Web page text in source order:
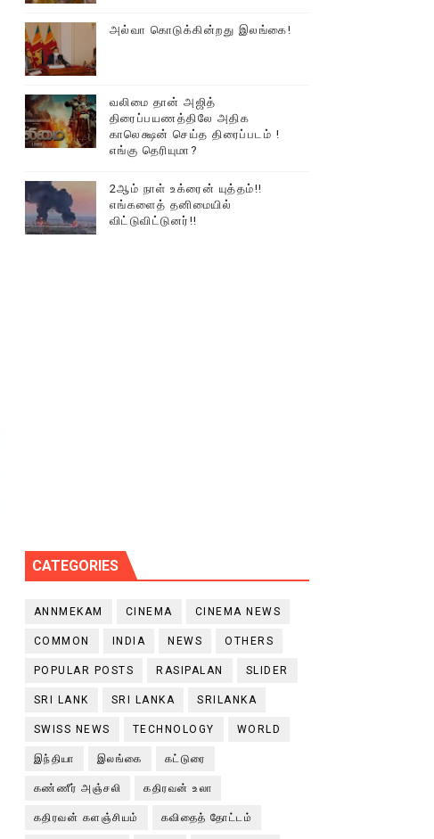
அல்வா கொடுக்கின்றது இலங்கை!
வலிமை தான் அஜித்
திரைப்பயணத்திலே அதிக
காலெக்ஷன் செய்த திரைப்படம் !
எங்கு தெரியுமா?
2ஆம் நாள் உக்ரைன் யுத்தம்!!
எங்களைத் தனிமையில்
விட்டுவிட்டுனர்!!
CATEGORIES
ANNMEKAM CINEMA CINEMA NEWS
COMMON INDIA NEWS OTHERS
POPULAR POSTS RASIPALAN SLIDER
SRI LANK SRI LANKA SRILANKA
SWISS NEWS TECHNOLOGY WORLD
இந்தியா இலங்கை கட்டுரை
கண்ணீர் அஞ்சலி கதிரவன் உலா
கதிரவன் களஞ்சியம் கவிதைத் தோட்டம்